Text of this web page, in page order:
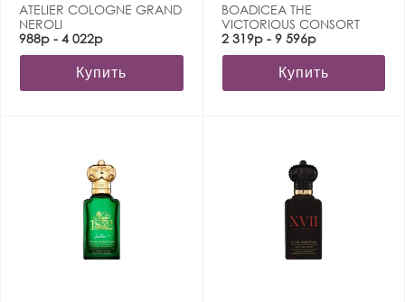
ATELIER COLOGNE GRAND
NEROLI
988р - 4 022р
Купить
BOADICEA THE
VICTORIOUS CONSORT
2 319р - 9 596р
Купить